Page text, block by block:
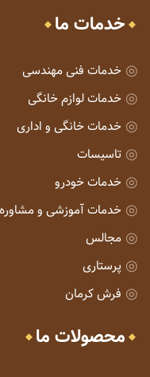
خدمات ما
خدمات فنی مهندسی
خدمات لوازم خانگی
خدمات خانگی و اداری
تاسیسات
خدمات خودرو
خدمات آموزشی و مشاوره
مجالس
پرستاری
فرش کرمان
محصولات ما